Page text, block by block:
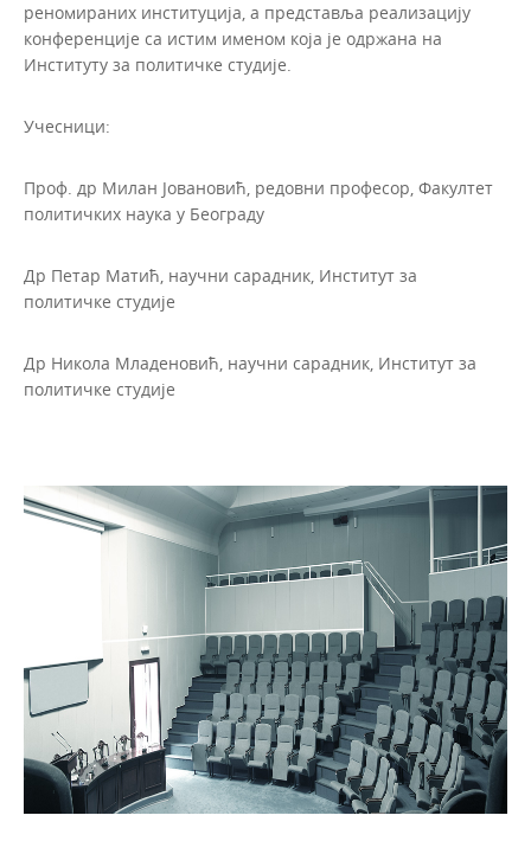
реномираних институција, а представља реализацију
конференције са истим именом која је одржана на
Институту за политичке студије.
Учесници:
Проф. др Милан Јовановић, редовни професор, Факултет
политичких наука у Београду
Др Петар Матић, научни сарадник, Институт за
политичке студије
Др Никола Младеновић, научни сарадник, Институт за
политичке студије